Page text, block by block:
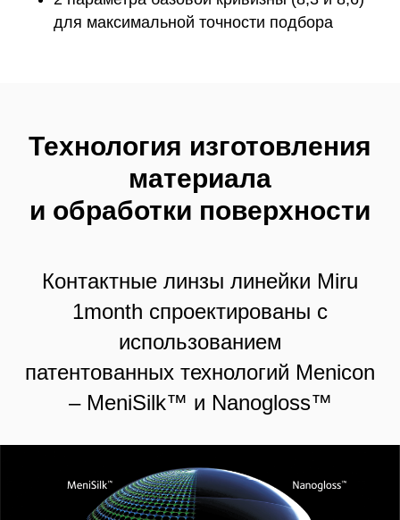
для максимальной точности подбора
Технология изготовления
материала
и обработки поверхности
Контактные линзы линейки Miru
1month спроектированы с
использованием
патентованных технологий Menicon
– MeniSilk™ и Nanogloss™